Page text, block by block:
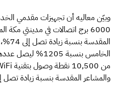
وبيّن معاليه أن تجهيزات مقدمي
6000 برج اتصالات في مدينتي مكة
والمشاعر المقدسة بنسبة زيادة تصل إلى